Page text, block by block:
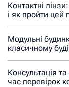
Контактні
і як пройти цей
Модульні
класичному
Консультація
час перевірок